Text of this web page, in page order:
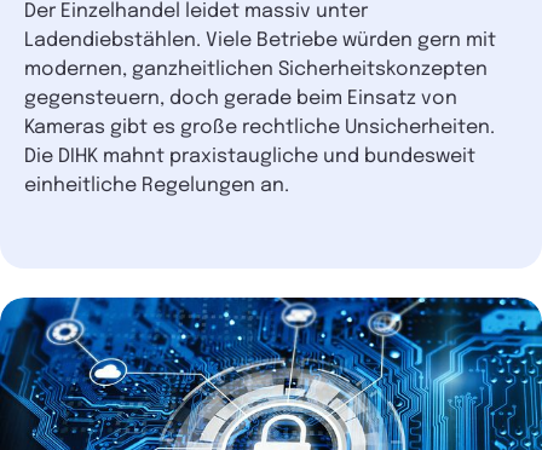
Der Einzelhandel leidet massiv unter
Ladendiebstählen. Viele Betriebe würden gern mit
modernen, ganzheitlichen Sicherheitskonzepten
gegensteuern, doch gerade beim Einsatz von
Kameras gibt es große rechtliche Unsicherheiten.
Die DIHK mahnt praxistaugliche und bundesweit
einheitliche Regelungen an.